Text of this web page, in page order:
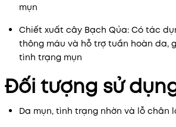
mụn
Chiết xuất cây Bạch Qủa: Có tác
thông máu và hỗ trợ tuần hoàn da,
tình trạng mụn
Đối tượng sử
Da mụn, tình trạng nhờn và lỗ chân